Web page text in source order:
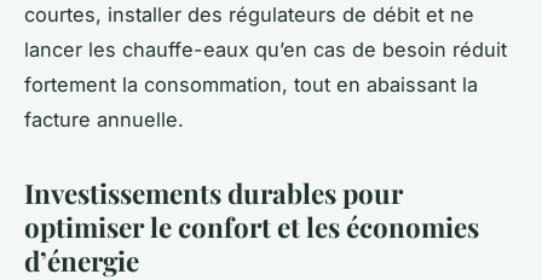
courtes, installer des régulateurs de débit et ne
lancer les chauffe-eaux qu’en cas de besoin réduit
fortement la consommation, tout en abaissant la
facture annuelle.
Investissements durables pour
optimiser le confort et les économies
d’énergie